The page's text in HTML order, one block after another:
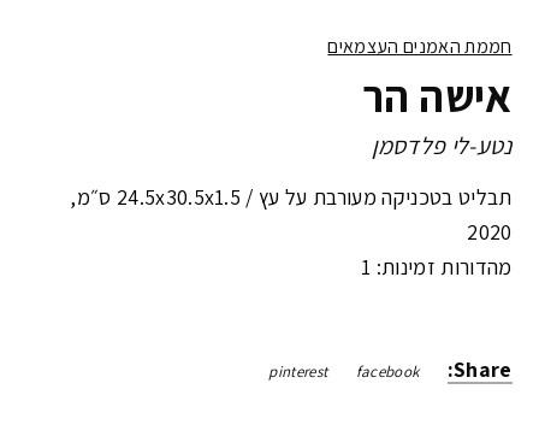
חממת האמנים העצמאים
אישה הר
נטע-לי פלדסמן
תבליט בטכניקה מעורבת על עץ / 24.5x30.5x1.5 ס״מ
,
2020
מהדורות זמינות: 1
Share:
facebook
pinterest